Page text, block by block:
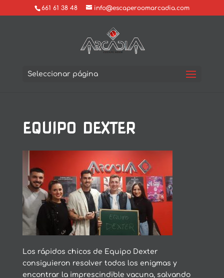
661 61 38 48 info@escaperoomarcadia.com
Seleccionar página
EQUIPO DEXTER
Los rápidos chicos de Equipo Dexter
consiguieron resolver todos los enigmas y
encontrar la imprescindible vacuna, salvando